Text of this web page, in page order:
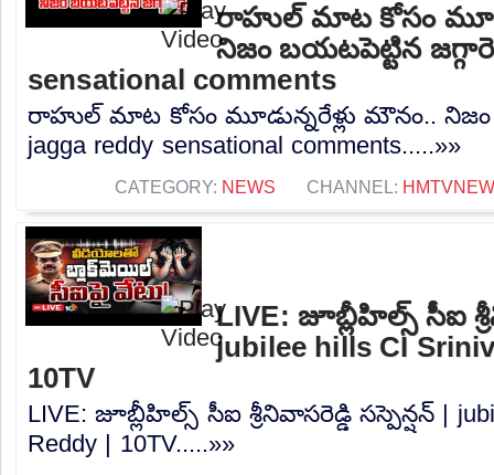
రాహుల్ మాట కోసం
నిజం బయటపెట్టిన
sensational comments
రాహుల్ మాట కోసం మూడున్నరేళ్లు మౌనం.. నిజం
jagga reddy sensational comments.....»»
CATEGORY: NEWS CHANNEL:
LIVE: జూబ్లీహిల్స్‌ సీఐ
jubilee hills CI
10TV
LIVE: జూబ్లీహిల్స్‌ సీఐ శ్రీనివాసరెడ్డి సస్పెన్షన్‌ |
Reddy | 10TV.....»»